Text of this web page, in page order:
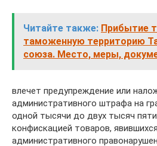
Читайте также: Прибытие
таможенную территорию
союза. Место, меры,
влечет предупреждение или
административного штрафа на
одной тысячи до двух тысяч
конфискацией товаров,
административного